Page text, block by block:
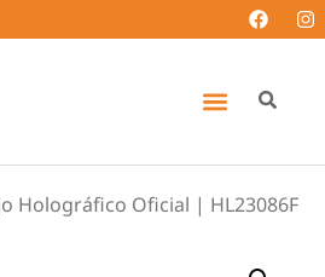
Holográfico Oficial | HL23086F